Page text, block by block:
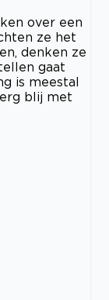
over een
ze het
denken ze
gaat
is meestal
blij met